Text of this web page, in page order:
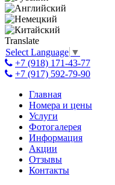
Translate
Select Language ▼
+7 (918) 171-43-77
+7 (917) 592-79-90
Главная
Номера и цены
Услуги
Фотогалерея
Информация
Акции
Отзывы
Контакты